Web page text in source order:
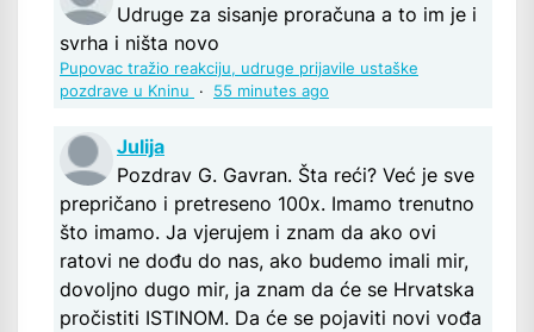
Udruge za sisanje proračuna a to im je i
svrha i ništa novo
Pupovac tražio reakciju, udruge prijavile ustaške
pozdrave u Kninu
· 55 minutes ago
Julija
Pozdrav G. Gavran. Šta reći? Već je sve
prepričano i pretreseno 100x. Imamo trenutno
što imamo. Ja vjerujem i znam da ako ovi
ratovi ne dođu do nas, ako budemo imali mir,
dovoljno dugo mir, ja znam da će se Hrvatska
pročistiti ISTINOM. Da će se pojaviti novi vođa